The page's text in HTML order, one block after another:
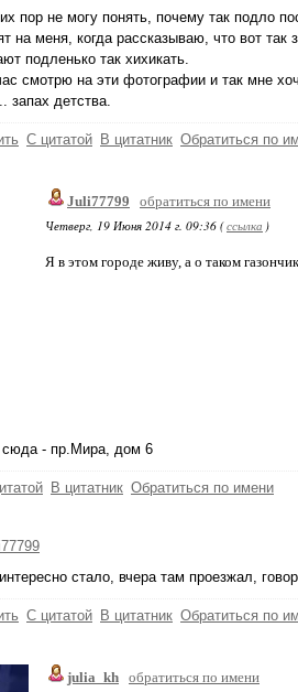
пор не могу понять, почему так подло
на меня, когда рассказываю, что вот
подленько так хихикать.
смотрю на эти фотографии и так мне
запах детства.
С цитатой В цитатник Обратиться по
Juli77799
обратиться по имени
Четверг, 19 Июня 2014 г. 09:36 (ссылка )
Я в этом городе живу, а о таком
сюда - пр.Мира, дом 6
В цитатник Обратиться по имени
стало, вчера там проезжал,
С цитатой В цитатник Обратиться по
julia_kh обратиться по имени